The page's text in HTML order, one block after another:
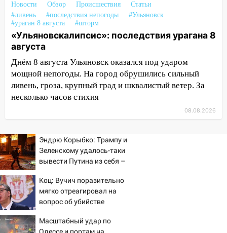
17:00
«Ульяновскалипсис»: последствия
урагана 8 августа
16:38 Прогноз погоды в Ульяновской
области на 9 августа
16:34 Из-за мощной непогоды в
Ульяновске отменили фестиваль «Наше
время»
Мелекесский район первым в
100 тысяч тонн зерна
15:17
В колледжи и техникумы
Ульяновской области подали более 10
тысяч заявлений
15:04
Фоторепортаж с улиц Ульяновска
после шторма: поваленные деревья и
затопленные улицы
Новости Обзор Происшествия
Статьи
#ливень
#последствия непогоды
#Ульяновск
#ураган 8 августа
#шторм
«Ульяновскалипсис»: последствия урагана 8
августа
Днём 8 августа Ульяновск оказался под ударом
мощной непогоды. На город обрушились сильный
ливень, гроза, крупный град и шквалистый ветер. За
несколько часов стихия
08.08.2026
Эндрю Корыбко: Трампу и
Зеленскому удалось-таки
вывести Путина из себя –
Коц: Вучич поразительно
мягко отреагировал на
вопрос об убийстве
Масштабный удар по